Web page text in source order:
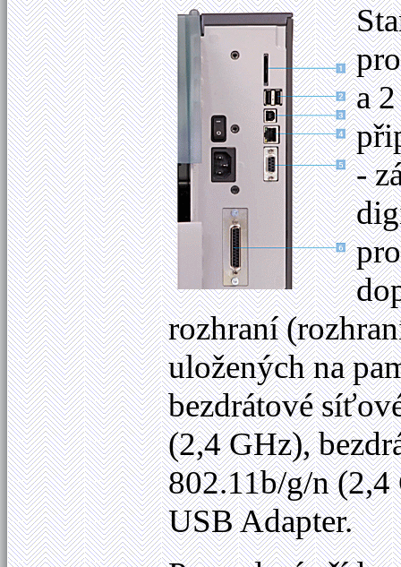
a
-
rozhraní
uložených na
bezdrátové
(2,4 GHz),
802.11b/g/n
USB Adapter.